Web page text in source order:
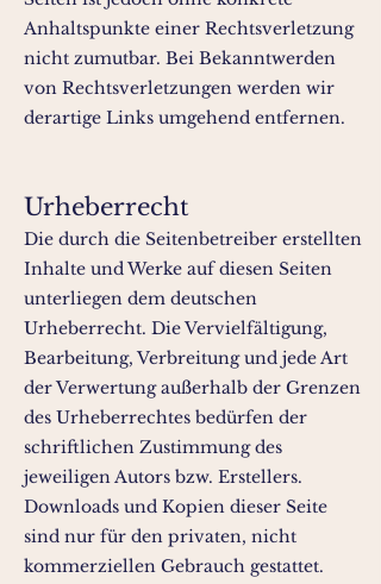
Anhaltspunkte einer Rechtsverletzung
nicht zumutbar. Bei Bekanntwerden
von Rechtsverletzungen werden wir
derartige Links umgehend entfernen.
Urheberrecht
Die durch die Seitenbetreiber erstellten
Inhalte und Werke auf diesen Seiten
unterliegen dem deutschen
Urheberrecht. Die Vervielfältigung,
Bearbeitung, Verbreitung und jede Art
der Verwertung außerhalb der Grenzen
des Urheberrechtes bedürfen der
schriftlichen Zustimmung des
jeweiligen Autors bzw. Erstellers.
Downloads und Kopien dieser Seite
sind nur für den privaten, nicht
kommerziellen Gebrauch gestattet.